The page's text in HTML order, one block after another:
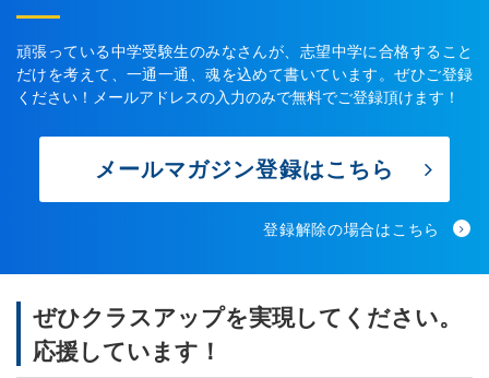
頑張っている中学受験生のみなさんが、志望中学に合格すること
だけを考えて、一通一通、魂を込めて書いています。ぜひご登録
ください！メールアドレスの入力のみで無料でご登録頂けます！
メールマガジン登録はこちら
登録解除の場合はこちら
ぜひクラスアップを実現してください。
応援しています！